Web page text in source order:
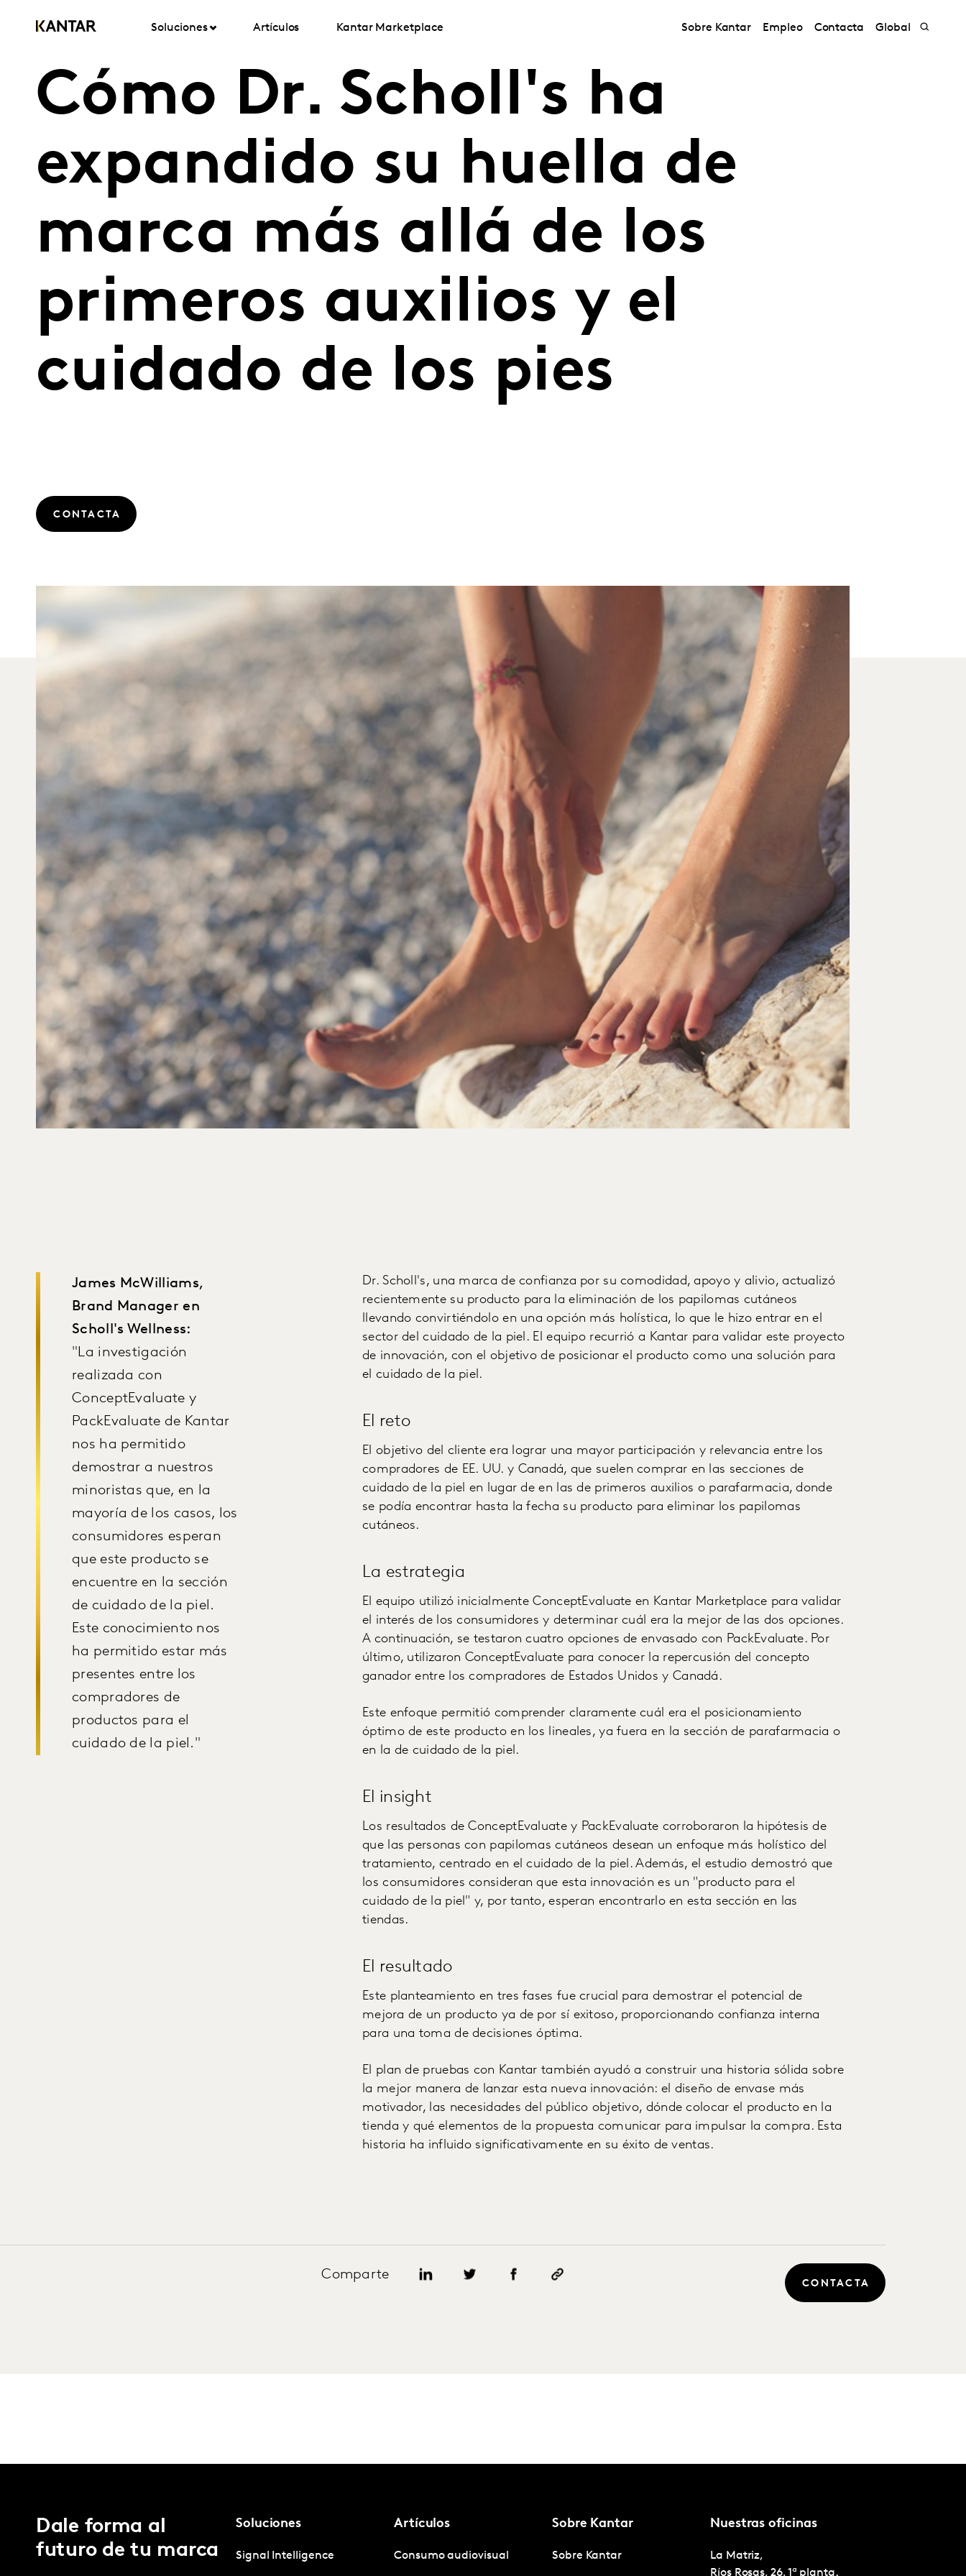
Soluciones Artículos Kantar Marketplace Sobre Kantar Empleo Contacta Global
Cómo Dr. Scholl's ha
expandido su huella de
marca más allá de los
primeros auxilios y el
cuidado de los pies
CONTACTA
James McWilliams,
Brand Manager en
Scholl's Wellness:
"La investigación
realizada con
ConceptEvaluate y
PackEvaluate de Kantar
nos ha permitido
demostrar a nuestros
minoristas que, en la
mayoría de los casos, los
consumidores esperan
que este producto se
encuentre en la sección
de cuidado de la piel.
Este conocimiento nos
ha permitido estar más
presentes entre los
compradores de
productos para el
cuidado de la piel."
Dr. Scholl's, una marca de confianza por su comodidad, apoyo y alivio, actualizó
recientemente su producto para la eliminación de los papilomas cutáneos
llevando convirtiéndolo en una opción más holística, lo que le hizo entrar en el
sector del cuidado de la piel. El equipo recurrió a Kantar para validar este proyecto
de innovación, con el objetivo de posicionar el producto como una solución para
el cuidado de la piel.
El reto
El objetivo del cliente era lograr una mayor participación y relevancia entre los
compradores de EE. UU. y Canadá, que suelen comprar en las secciones de
cuidado de la piel en lugar de en las de primeros auxilios o parafarmacia, donde
se podía encontrar hasta la fecha su producto para eliminar los papilomas
cutáneos.
La estrategia
El equipo utilizó inicialmente ConceptEvaluate en Kantar Marketplace para validar
el interés de los consumidores y determinar cuál era la mejor de las dos opciones.
A continuación, se testaron cuatro opciones de envasado con PackEvaluate. Por
último, utilizaron ConceptEvaluate para conocer la repercusión del concepto
ganador entre los compradores de Estados Unidos y Canadá.
Este enfoque permitió comprender claramente cuál era el posicionamiento
óptimo de este producto en los lineales, ya fuera en la sección de parafarmacia o
en la de cuidado de la piel.
El insight
Los resultados de ConceptEvaluate y PackEvaluate corroboraron la hipótesis de
que las personas con papilomas cutáneos desean un enfoque más holístico del
tratamiento, centrado en el cuidado de la piel. Además, el estudio demostró que
los consumidores consideran que esta innovación es un "producto para el
cuidado de la piel" y, por tanto, esperan encontrarlo en esta sección en las
tiendas.
El resultado
Este planteamiento en tres fases fue crucial para demostrar el potencial de
mejora de un producto ya de por sí exitoso, proporcionando confianza interna
para una toma de decisiones óptima.
El plan de pruebas con Kantar también ayudó a construir una historia sólida sobre
la mejor manera de lanzar esta nueva innovación: el diseño de envase más
motivador, las necesidades del público objetivo, dónde colocar el producto en la
tienda y qué elementos de la propuesta comunicar para impulsar la compra. Esta
historia ha influido significativamente en su éxito de ventas.
Comparte
CONTACTA
Dale forma al
futuro de tu marca
Soluciones
Signal Intelligence
Artículos
Consumo audiovisual
Sobre Kantar
Sobre Kantar
Nuestras oficinas
La Matriz,
Ríos Rosas, 26, 1ª planta.